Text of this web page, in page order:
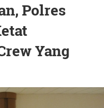
Polres
Yang